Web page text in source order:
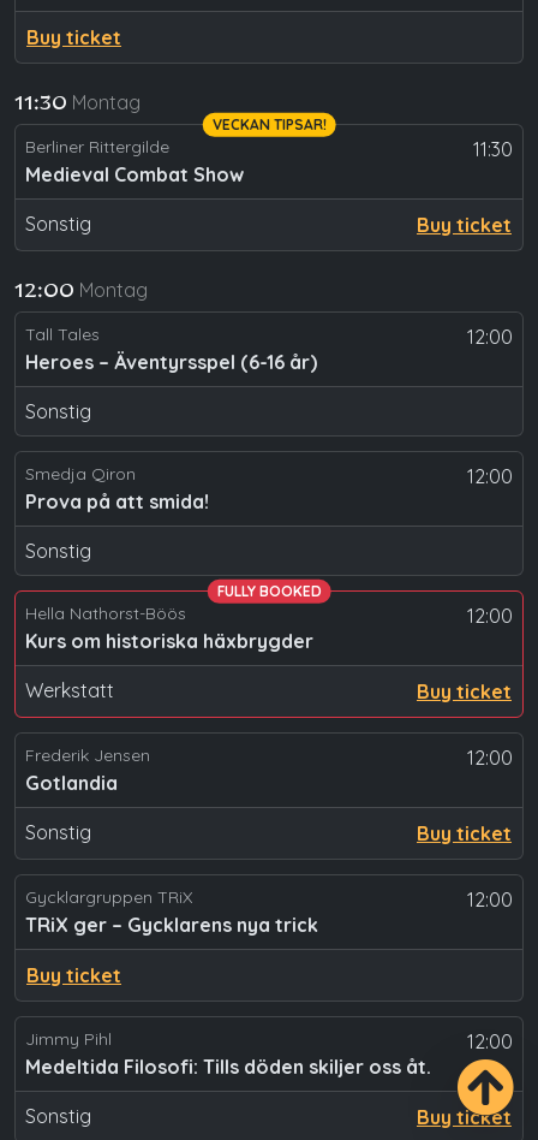
Buy ticket
11:30 Montag
11:30
Berliner Rittergilde
Medieval Combat Show
Sonstig Buy ticket
VECKAN TIPSAR!
12:00 Montag
12:00
Tall Tales
Heroes – Äventyrsspel (6-16 år)
Sonstig
12:00
Smedja Qiron
Prova på att smida!
Sonstig
12:00
Hella Nathorst-Böös
Kurs om historiska häxbrygder
Werkstatt Buy ticket
FULLY BOOKED
12:00
Frederik Jensen
Gotlandia
Sonstig Buy ticket
12:00
Gycklargruppen TRiX
TRiX ger – Gycklarens nya trick
Buy ticket
12:00
Jimmy Pihl
Medeltida Filosofi: Tills döden skiljer oss åt.
Sonstig Buy ticket